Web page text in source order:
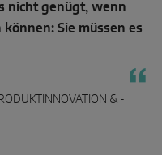
nicht genügt, wenn
Sie müssen es
& -